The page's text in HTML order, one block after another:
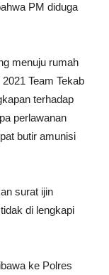
PM diduga
menuju rumah
Team Tekab
terhadap
perlawanan
butir amunisi
surat ijin
di lengkapi
ke Polres